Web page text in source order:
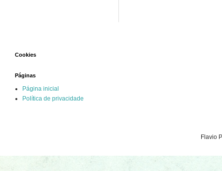
Cookies
Páginas
Página inicial
Política de privacidade
Flavio